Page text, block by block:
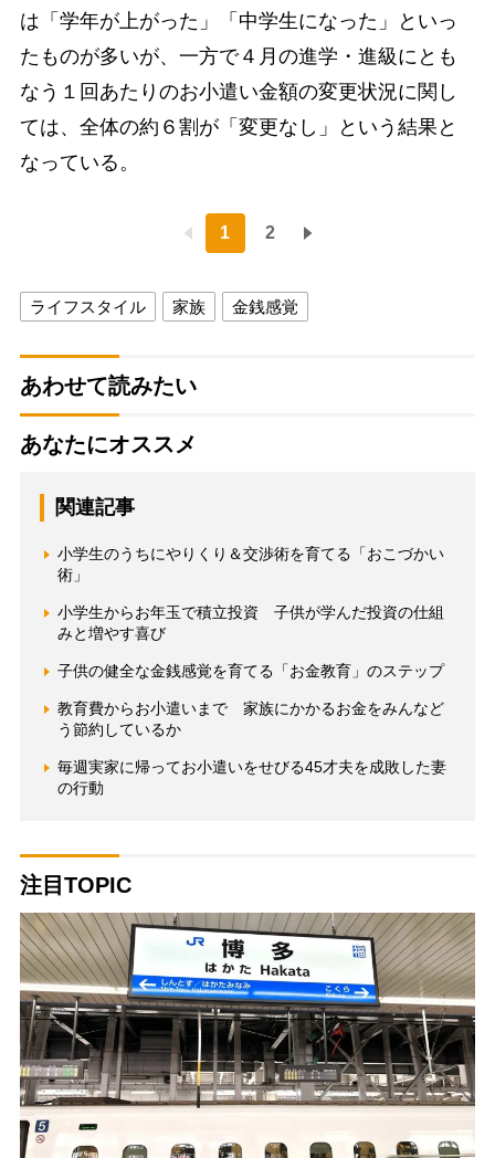
は「学年が上がった」「中学生になった」といっ
たものが多いが、一方で４月の進学・進級にとも
なう１回あたりのお小遣い金額の変更状況に関し
ては、全体の約６割が「変更なし」という結果と
なっている。
1 2
ライフスタイル 家族 金銭感覚
あわせて読みたい
あなたにオススメ
関連記事
小学生のうちにやりくり＆交渉術を育てる「おこづかい
術」
小学生からお年玉で積立投資 子供が学んだ投資の仕組
みと増やす喜び
子供の健全な金銭感覚を育てる「お金教育」のステップ
教育費からお小遣いまで 家族にかかるお金をみんなど
う節約しているか
毎週実家に帰ってお小遣いをせびる45才夫を成敗した妻
の行動
注目TOPIC